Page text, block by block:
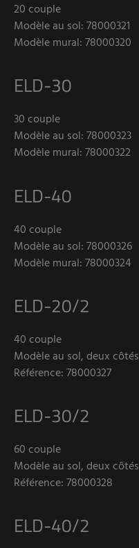
20 couple
Modèle au sol: 78000321
Modèle mural: 78000320
ELD-30
30 couple
Modèle au sol: 78000323
Modèle mural: 78000322
ELD-40
40 couple
Modèle au sol: 78000326
Modèle mural: 78000324
ELD-20/2
40 couple
Modèle au sol, deux côtés
Référence: 78000327
ELD-30/2
60 couple
Modèle au sol, deux côtés
Référence: 78000328
ELD-40/2